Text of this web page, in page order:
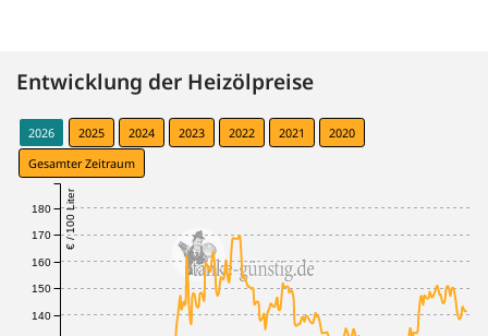
Entwicklung der Heizölpreise
2026 2025 2024 2023 2022 2021
2020
Gesamter Zeitraum
€ / 100 Liter
140
150
160
170
180